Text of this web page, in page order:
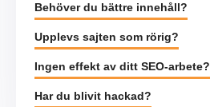
Behöver du bättre innehåll?
Upplevs sajten som rörig?
Ingen effekt av ditt SEO-arbete?
Har du blivit hackad?